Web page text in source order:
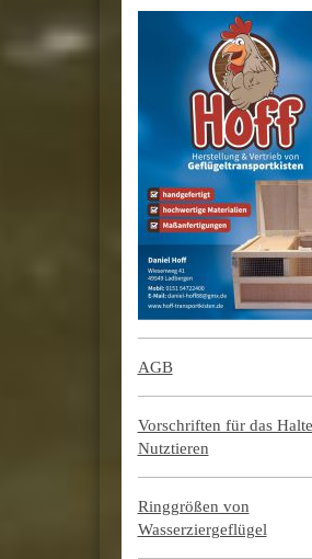
AGB
Vorschriften für das
Nutztieren
Ringgrößen von
Wasserziergeflügel